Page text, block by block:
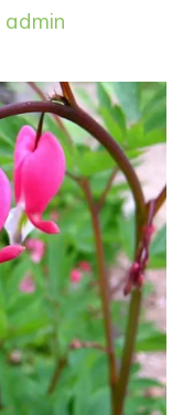
admin